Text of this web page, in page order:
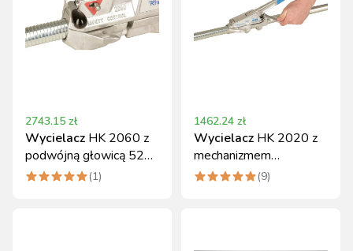
2743.15 zł
Wycielacz HK 2060 z
podwójną głowicą 52
cm, 180 cm(1)
1462.24 zł
Wycielacz HK 2020 z
mechanizmem
regulowanym 180 cm
(9)